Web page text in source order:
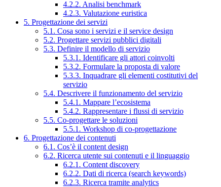
4.2.2. Analisi benchmark
4.2.3. Valutazione euristica
5. Progettazione dei servizi
5.1. Cosa sono i servizi e il service design
5.2. Progettare servizi pubblici digitali
5.3. Definire il modello di servizio
5.3.1. Identificare gli attori coinvolti
5.3.2. Formulare la proposta di valore
5.3.3. Inquadrare gli elementi costitutivi del
servizio
5.4. Descrivere il funzionamento del servizio
5.4.1. Mappare l’ecosistema
5.4.2. Rappresentare i flussi di servizio
5.5. Co-progettare le soluzioni
5.5.1. Workshop di co-progettazione
6. Progettazione dei contenuti
6.1. Cos’è il content design
6.2. Ricerca utente sui contenuti e il linguaggio
6.2.1. Content discovery
6.2.2. Dati di ricerca (search keywords)
6.2.3. Ricerca tramite analytics